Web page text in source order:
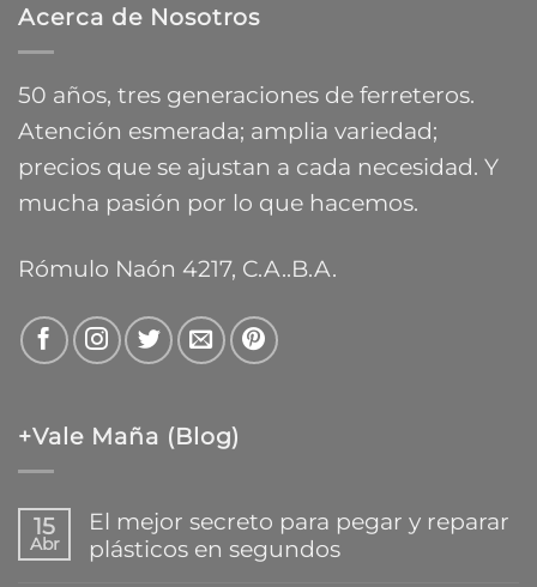
$26.083,54
Acerca de Nosotros
50 años, tres generaciones de ferreteros.
Atención esmerada; amplia variedad;
precios que se ajustan a cada necesidad. Y
mucha pasión por lo que hacemos.
Rómulo Naón 4217, C.A..B.A.
+Vale Maña (Blog)
15
Abr
El mejor secreto para pegar y reparar
plásticos en segundos